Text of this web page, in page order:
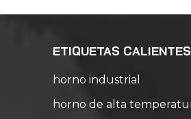
ETIQUETAS CALIENTES
horno industrial
horno de alta